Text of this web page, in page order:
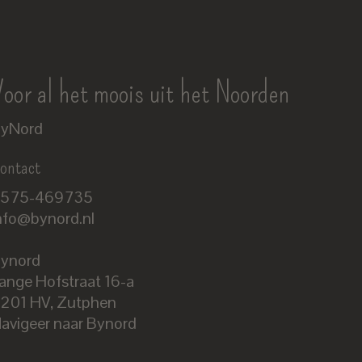
al het moois uit het Noorden
469735
Hofstraat 16-a
HV, Zutphen
naar Bynord